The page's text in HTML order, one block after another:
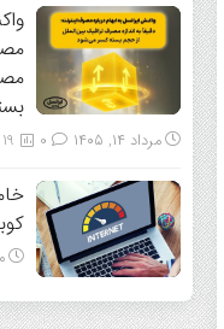
مرداد ۱۴, ۱۴۰۵ 19